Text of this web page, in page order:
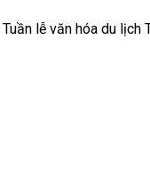
lễ văn hóa du lịch